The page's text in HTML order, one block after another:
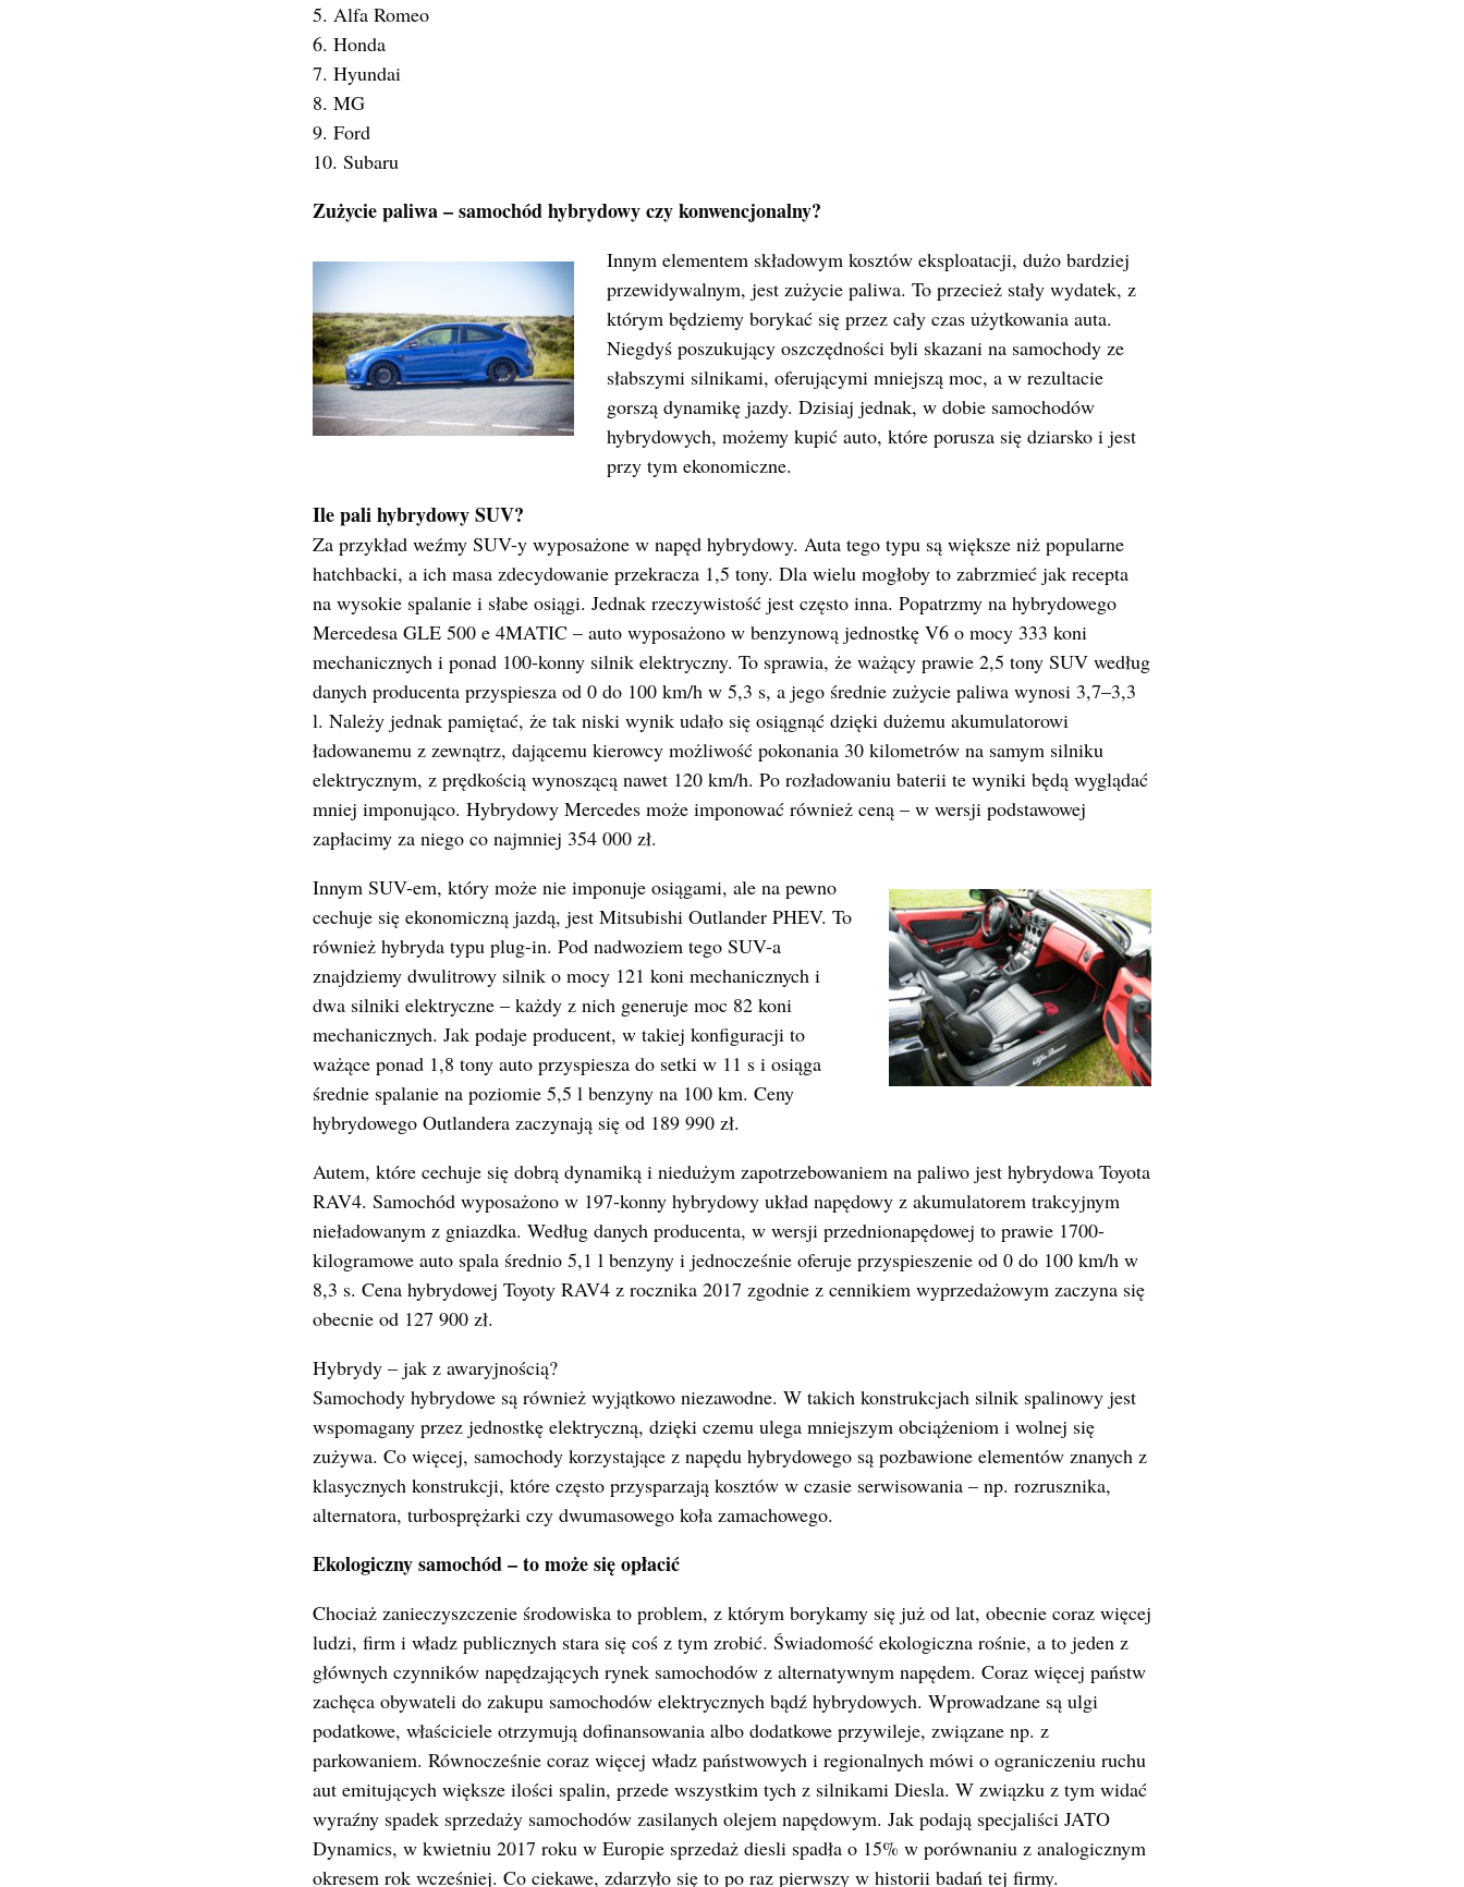
5. Alfa Romeo
6. Honda
7. Hyundai
8. MG
9. Ford
10. Subaru
Zużycie paliwa – samochód hybrydowy czy konwencjonalny?
Innym elementem składowym kosztów eksploatacji, dużo bardziej
przewidywalnym, jest zużycie paliwa. To przecież stały wydatek, z
którym będziemy borykać się przez cały czas użytkowania auta.
Niegdyś poszukujący oszczędności byli skazani na samochody ze
słabszymi silnikami, oferującymi mniejszą moc, a w rezultacie
gorszą dynamikę jazdy. Dzisiaj jednak, w dobie samochodów
hybrydowych, możemy kupić auto, które porusza się dziarsko i jest
przy tym ekonomiczne.
Ile pali hybrydowy SUV?
Za przykład weźmy SUV-y wyposażone w napęd hybrydowy. Auta tego typu są większe niż popularne
hatchbacki, a ich masa zdecydowanie przekracza 1,5 tony. Dla wielu mogłoby to zabrzmieć jak recepta
na wysokie spalanie i słabe osiągi. Jednak rzeczywistość jest często inna. Popatrzmy na hybrydowego
Mercedesa GLE 500 e 4MATIC – auto wyposażono w benzynową jednostkę V6 o mocy 333 koni
mechanicznych i ponad 100-konny silnik elektryczny. To sprawia, że ważący prawie 2,5 tony SUV według
danych producenta przyspiesza od 0 do 100 km/h w 5,3 s, a jego średnie zużycie paliwa wynosi 3,7–3,3
l. Należy jednak pamiętać, że tak niski wynik udało się osiągnąć dzięki dużemu akumulatorowi
ładowanemu z zewnątrz, dającemu kierowcy możliwość pokonania 30 kilometrów na samym silniku
elektrycznym, z prędkością wynoszącą nawet 120 km/h. Po rozładowaniu baterii te wyniki będą wyglądać
mniej imponująco. Hybrydowy Mercedes może imponować również ceną – w wersji podstawowej
zapłacimy za niego co najmniej 354 000 zł.
Innym SUV-em, który może nie imponuje osiągami, ale na pewno
cechuje się ekonomiczną jazdą, jest Mitsubishi Outlander PHEV. To
również hybryda typu plug-in. Pod nadwoziem tego SUV-a
znajdziemy dwulitrowy silnik o mocy 121 koni mechanicznych i
dwa silniki elektryczne – każdy z nich generuje moc 82 koni
mechanicznych. Jak podaje producent, w takiej konfiguracji to
ważące ponad 1,8 tony auto przyspiesza do setki w 11 s i osiąga
średnie spalanie na poziomie 5,5 l benzyny na 100 km. Ceny
hybrydowego Outlandera zaczynają się od 189 990 zł.
Autem, które cechuje się dobrą dynamiką i niedużym zapotrzebowaniem na paliwo jest hybrydowa Toyota
RAV4. Samochód wyposażono w 197-konny hybrydowy układ napędowy z akumulatorem trakcyjnym
nieładowanym z gniazdka. Według danych producenta, w wersji przednionapędowej to prawie 1700-
kilogramowe auto spala średnio 5,1 l benzyny i jednocześnie oferuje przyspieszenie od 0 do 100 km/h w
8,3 s. Cena hybrydowej Toyoty RAV4 z rocznika 2017 zgodnie z cennikiem wyprzedażowym zaczyna się
obecnie od 127 900 zł.
Hybrydy – jak z awaryjnością?
Samochody hybrydowe są również wyjątkowo niezawodne. W takich konstrukcjach silnik spalinowy jest
wspomagany przez jednostkę elektryczną, dzięki czemu ulega mniejszym obciążeniom i wolnej się
zużywa. Co więcej, samochody korzystające z napędu hybrydowego są pozbawione elementów znanych z
klasycznych konstrukcji, które często przysparzają kosztów w czasie serwisowania – np. rozrusznika,
alternatora, turbosprężarki czy dwumasowego koła zamachowego.
Ekologiczny samochód – to może się opłacić
Chociaż zanieczyszczenie środowiska to problem, z którym borykamy się już od lat, obecnie coraz więcej
ludzi, firm i władz publicznych stara się coś z tym zrobić. Świadomość ekologiczna rośnie, a to jeden z
głównych czynników napędzających rynek samochodów z alternatywnym napędem. Coraz więcej państw
zachęca obywateli do zakupu samochodów elektrycznych bądź hybrydowych. Wprowadzane są ulgi
podatkowe, właściciele otrzymują dofinansowania albo dodatkowe przywileje, związane np. z
parkowaniem. Równocześnie coraz więcej władz państwowych i regionalnych mówi o ograniczeniu ruchu
aut emitujących większe ilości spalin, przede wszystkim tych z silnikami Diesla. W związku z tym widać
wyraźny spadek sprzedaży samochodów zasilanych olejem napędowym. Jak podają specjaliści JATO
Dynamics, w kwietniu 2017 roku w Europie sprzedaż diesli spadła o 15% w porównaniu z analogicznym
okresem rok wcześniej. Co ciekawe, zdarzyło się to po raz pierwszy w historii badań tej firmy.